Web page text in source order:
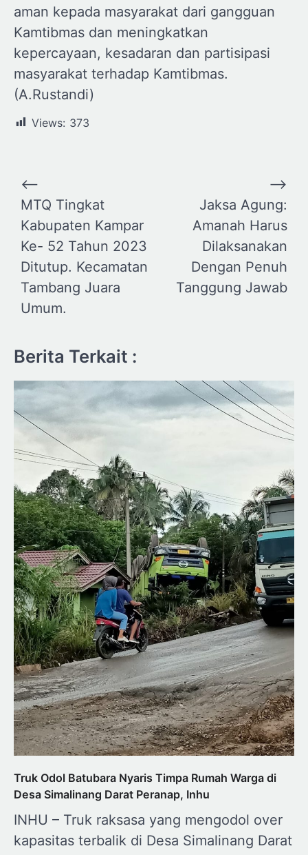
aman kepada masyarakat dari gangguan
Kamtibmas dan meningkatkan
kepercayaan, kesadaran dan partisipasi
masyarakat terhadap Kamtibmas.
(A.Rustandi)
Views: 373
Navigasi
pos
⟵
MTQ Tingkat
Kabupaten Kampar
Ke- 52 Tahun 2023
Ditutup. Kecamatan
Tambang Juara
Umum.
Jaksa Agung:
Amanah Harus
Dilaksanakan
Dengan Penuh
Tanggung Jawab
⟶
Berita Terkait :
Truk Odol Batubara Nyaris Timpa Rumah Warga di
Desa Simalinang Darat Peranap, Inhu
INHU – Truk raksasa yang mengodol over
kapasitas terbalik di Desa Simalinang Darat